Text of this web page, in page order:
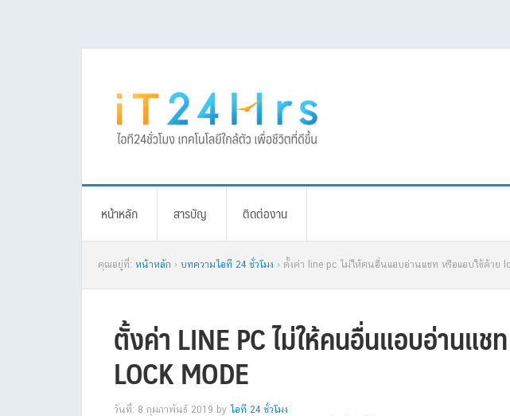
หน้าหลัก สารบัญ ติดต่องาน
คุณอยู่ที่: หน้าหลัก › บทความไอที 24 ชั่วโมง › ตั้งค่า line pc ไม่ให้คนอื่นแอบอ่านแชท หรือแอบใช้ด้วย
ตั้งค่า LINE PC ไม่ให้คนอื่นแอบอ่านแช
LOCK MODE
วันที่: 8 กุมภาพันธ์ 2019 by ไอที 24 ชั่วโมง